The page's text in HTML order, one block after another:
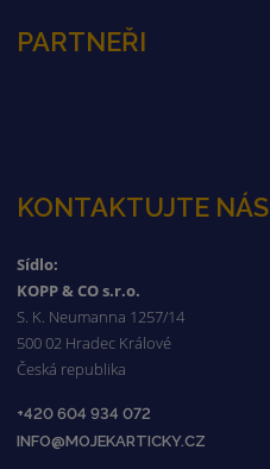
PARTNEŘI
KONTAKTUJTE NÁS
Sídlo:
KOPP & CO s.r.o.
S. K. Neumanna 1257/14
500 02 Hradec Králové
Česká republika
+420 604 934 072
INFO@MOJEKARTICKY.CZ